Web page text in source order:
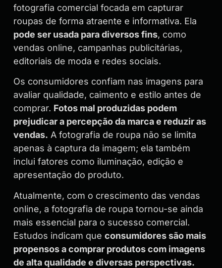
fotografia comercial focada em capturar
roupas de forma atraente e informativa. Ela
pode ser usada para diversos fins, como
vendas online, campanhas publicitárias,
editoriais de moda e redes sociais.
Os consumidores confiam nas imagens para
avaliar qualidade, caimento e estilo antes de
comprar. Fotos mal produzidas podem
prejudicar a percepção da marca e reduzir as
vendas. A fotografia de roupa não se limita
apenas à captura da imagem; ela também
inclui fatores como iluminação, edição e
apresentação do produto.
Atualmente, com o crescimento das vendas
online, a fotografia de roupa tornou-se ainda
mais essencial para o sucesso comercial.
Estudos indicam que consumidores são mais
propensos a comprar produtos com imagens
de alta qualidade e diversas perspectivas.